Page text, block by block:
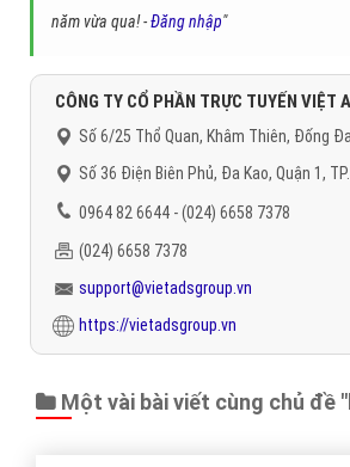
năm vừa qua! -Đăng nhập"
CÔNG TY CỔ PHẦN TRỰC TUYẾN VIỆT
Số 6/25 Thổ Quan, Khâm Thiên, Đống
Số 36 Điện Biên Phủ, Đa Kao, Quận 1,
0964 82 6644 - (024) 6658 7378
(024) 6658 7378
support@vietadsgroup.vn
https://vietadsgroup.vn
Một vài bài viết cùng chủ đề